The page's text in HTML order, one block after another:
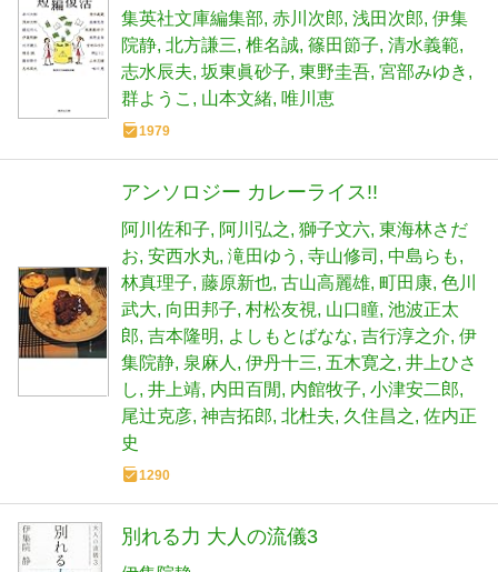
集英社文庫編集部 赤川次郎 浅田次郎 伊集
院静 北方謙三 椎名誠 篠田節子 清水義範
志水辰夫 坂東眞砂子 東野圭吾 宮部みゆき
群ようこ
山本文緒 唯川恵
1979
アンソロジー カレーライス!!
阿川佐和子 阿川弘之 獅子文六 東海林さだ
お 安西水丸 滝田ゆう 寺山修司
中島らも
林真理子 藤原新也 古山高麗雄 町田康 色川
武大 向田邦子 村松友視 山口瞳 池波正太
郎 吉本隆明 よしもとばなな 吉行淳之介 伊
集院静 泉麻人 伊丹十三 五木寛之 井上ひさ
し 井上靖 内田百閒 内館牧子 小津安二郎
尾辻克彦 神吉拓郎 北杜夫 久住昌之 佐内正
史
1290
別れる力 大人の流儀3